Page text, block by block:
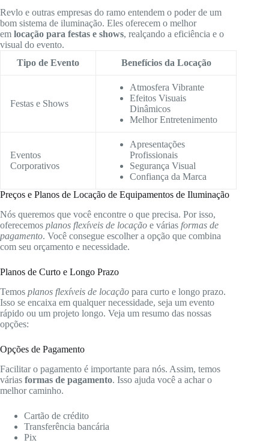
Revlo e outras empresas do ramo entendem o poder de um
bom sistema de iluminação. Eles oferecem o melhor
em locação para festas e shows, realçando a eficiência e o
visual do evento.
Tipo de Evento
Benefícios da Locação
Festas e Shows
Atmosfera Vibrante
Efeitos Visuais
Dinâmicos
Melhor Entretenimento
Eventos
Corporativos
Apresentações
Profissionais
Segurança Visual
Confiança da Marca
Preços e Planos de Locação de Equipamentos de Iluminação
Nós queremos que você encontre o que precisa. Por isso,
oferecemos planos flexíveis de locação e várias formas de
pagamento. Você consegue escolher a opção que combina
com seu orçamento e necessidade.
Planos de Curto e Longo Prazo
Temos planos flexíveis de locação para curto e longo prazo.
Isso se encaixa em qualquer necessidade, seja um evento
rápido ou um projeto longo. Veja um resumo das nossas
opções:
Opções de Pagamento
Facilitar o pagamento é importante para nós. Assim, temos
várias formas de pagamento. Isso ajuda você a achar o
melhor caminho.
Cartão de crédito
Transferência bancária
Pix